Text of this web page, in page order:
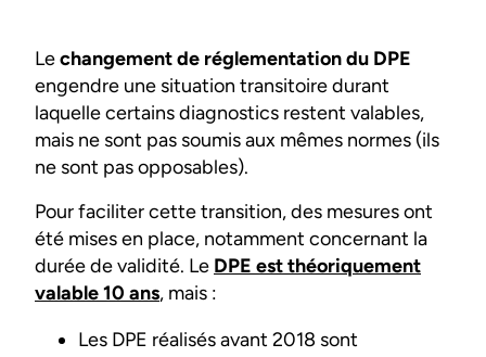
Lechangement de réglementation du DPE
engendre une situation transitoire durant
laquelle certains diagnostics restent valables,
mais ne sont pas soumis aux mêmes normes (ils
ne sont pas opposables).
Pour faciliter cette transition, des mesures ont
été mises en place, notamment concernant la
durée de validité. Le DPE est théoriquement
valable 10 ans, mais :
Les DPE réalisés avant 2018 sont